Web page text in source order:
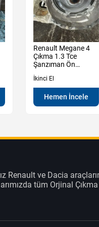
Renault Megane 4
Çıkma 1.3 Tce
Şanzıman Ön
Muhafaza Kutu
İkinci El
Hemen İncele
Renault ve Dacia
tüm Orjinal